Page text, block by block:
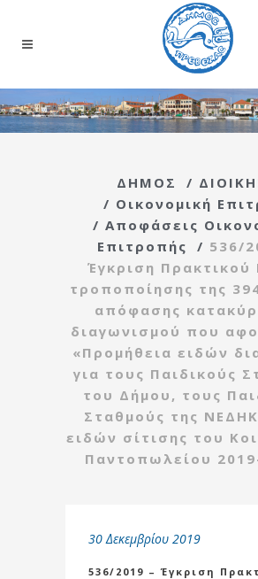
ΔΗΜΟΣ /
/ Οικονομική
/ Αποφάσεις
Επιτροπής
/ 536/
Έγκριση Πρακτικού
τροποποίησης της
απόφασης
διαγωνισμού που
«Προμήθεια ειδών
για τους Παιδικούς
του Δήμου, τους
Σταθμούς της
ειδών σίτισης του
Παντοπωλείου
30 Δεκεμβρίου 2019
536/2019 – Έγκριση